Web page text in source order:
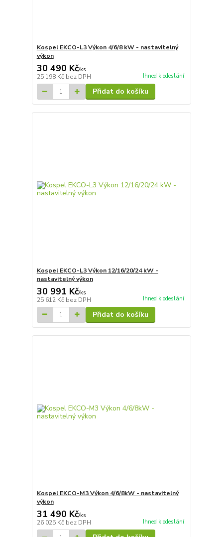
Kospel EKCO-L3 Výkon 4/6/8 kW - nastavitelný
výkon
30 490 Kč/ks
25 198 Kč bez DPH Ihned k odeslání
Přidat do košíku
Kospel EKCO-L3 Výkon 12/16/20/24 kW -
nastavitelný výkon
30 991 Kč/ks
25 612 Kč bez DPH Ihned k odeslání
Přidat do košíku
Kospel EKCO-M3 Výkon 4/6/8kW - nastavitelný
výkon
31 490 Kč/ks
26 025 Kč bez DPH Ihned k odeslání